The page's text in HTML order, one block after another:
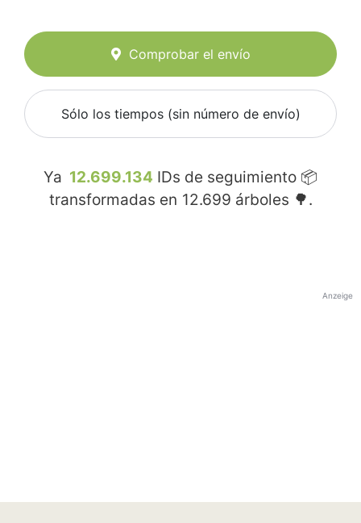
Comprobar el envío
Sólo los tiempos (sin número de envío)
Ya 12.699.134 IDs de seguimiento 📦
transformadas en 12.699 árboles 🌳.
Anzeige